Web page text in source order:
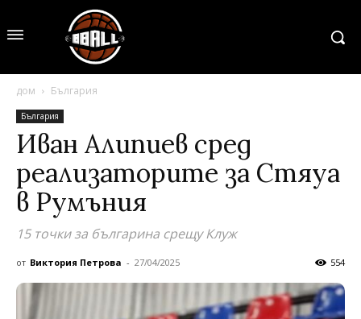
дом България
България
Иван Алипиев сред
реализаторите за Стяуа
в Румъния
15 точки за българина срещу Клуж
от Виктория Петрова - 27/04/2025 554